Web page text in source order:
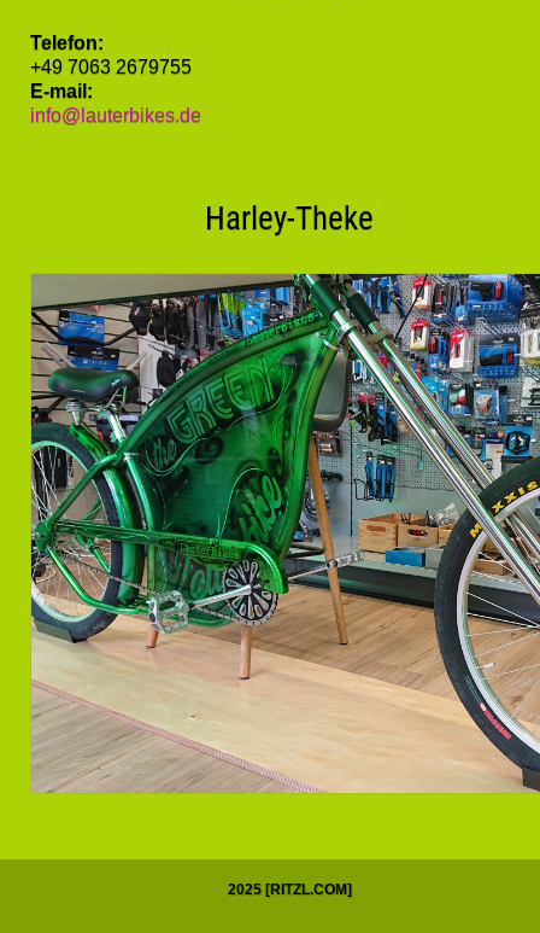
Telefon:
+49 7063 2679755
E-mail:
info@lauterbikes.de
Harley-Theke
2025 [RITZL.COM]